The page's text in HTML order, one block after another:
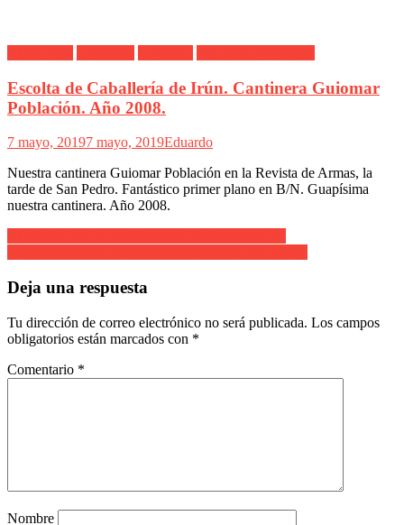
Escolta de Caballería de Irún. Cantinera Guiomar
Población. Año 2008.
7 mayo, 20197 mayo, 2019Eduardo
Nuestra cantinera Guiomar Población en la Revista de Armas, la
tarde de San Pedro. Fantástico primer plano en B/N. Guapísima
nuestra cantinera. Año 2008.
Navegación
de
entradas
Deja una respuesta
Tu dirección de correo electrónico no será publicada. Los campos
obligatorios están marcados con *
Comentario *
Nombre